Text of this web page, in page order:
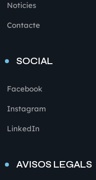
Noticies
Contacte
SOCIAL
Facebook
Instagram
LinkedIn
AVISOS LEGALS